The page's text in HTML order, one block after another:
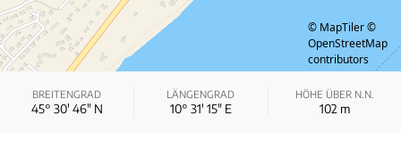
© MapTiler ©
OpenStreetMap
contributors
BREITENGRAD
45° 30′ 46″ N
LÄNGENGRAD
10° 31′ 15″ E
HÖHE ÜBER N.N.
102 m